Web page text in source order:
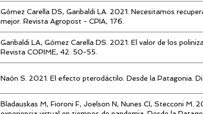
Gómez Carella DS, Garibaldi LA. 2021. Necesitamos
mejor. Revista Agropost - CPIA, 176.
Garibaldi LA, Gómez Carella DS. 2021. El valor de los
Revista COPIME, 42: 50-55.
Naón S. 2021. El efecto pterodáctilo. Desde la Patagonia.
Bladauskas M, Fioroni F, Joelson N, Nunes CI, Stecconi M.